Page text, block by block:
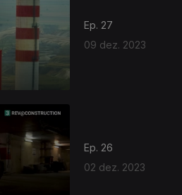
Ep. 27
09 dez. 2023
Ep. 26
02 dez. 2023